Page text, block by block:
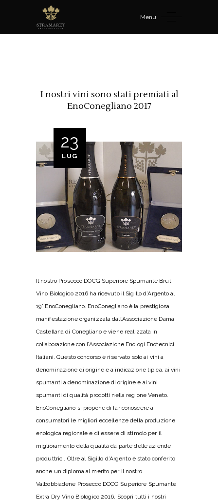
Menu
I nostri vini sono stati premiati al
EnoConegliano 2017
23
LUG
Il nostro Prosecco DOCG Superiore Spumante Brut
Vino Biologico 2016 ha ricevuto il Sigillo d’Argento al
19° EnoConegliano. EnoConegliano è la prestigiosa
manifestazione organizzata dall’Associazione Dama
Castellana di Conegliano e viene realizzata in
collaborazione con l’Associazione Enologi Enotecnici
Italiani. Questo concorso è riservato solo ai vini a
denominazione di origine e a indicazione tipica, ai vini
spumanti a denominazione di origine e ai vini
spumanti di qualità prodotti nella regione Veneto.
EnoConegliano si propone di far conoscere ai
consumatori le migliori eccellenze della produzione
enologica regionale e di essere di stimolo per il
miglioramento della qualità da parte delle aziende
produttrici. Oltre al Sigillo d’Argento è stato conferito
anche un diploma al merito per il nostro
Valbobbiadene Prosecco DOCG Superiore Spumante
Extra Dry Vino Biologico 2016. Scopri tutti i nostri